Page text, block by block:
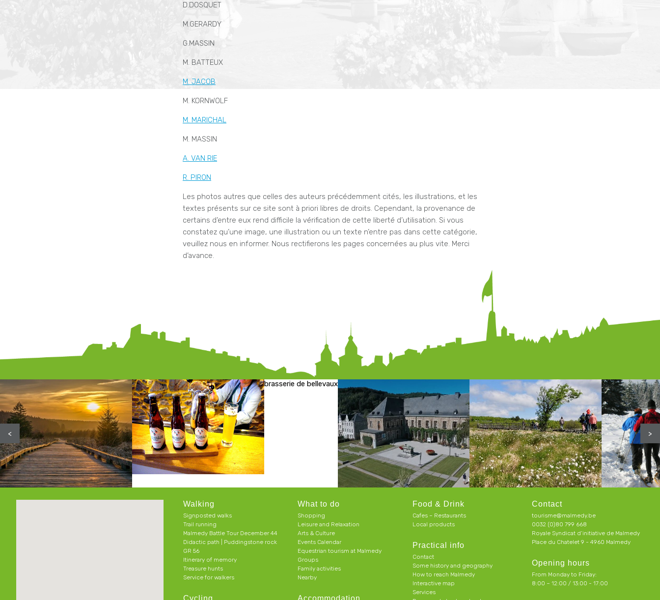
D.DOSQUET
M.GERARDY
G.MASSIN
M. BATTEUX
M. JACOB
M. KORNWOLF
M. MARICHAL
M. MASSIN
A. VAN RIE
R. PIRON
Les photos autres que celles des auteurs précédemment cités, les illustrations, et les
textes présents sur ce site sont à priori libres de droits. Cependant, la provenance de
certains d’entre eux rend difficile la vérification de cette liberté d’utilisation. Si vous
constatez qu’une image, une illustration ou un texte n’entre pas dans cette catégorie,
veuillez nous en informer. Nous rectifierons les pages concernées au plus vite. Merci
d’avance.
brasserie de bellevaux
< >
Walking
Signposted walks
Trail running
Malmedy Battle Tour December 44
Didactic path | Puddingstone rock
GR 56
Itinerary of memory
Treasure hunts
Service for walkers
Cycling
What to do
Shopping
Leisure and Relaxation
Arts & Culture
Events Calendar
Equestrian tourism at Malmedy
Groups
Family activities
Nearby
Accommodation
Food & Drink
Cafes – Restaurants
Local products
Practical info
Contact
Some history and geography
How to reach Malmedy
Interactive map
Services
Contact
tourisme@malmedy.be
0032 (0)80 799 668
Royale Syndicat d’initiative de Malmedy
Place du Chatelet 9 - 4960 Malmedy
Opening hours
From Monday to Friday:
8:00 – 12:00 / 13:00 - 17:00